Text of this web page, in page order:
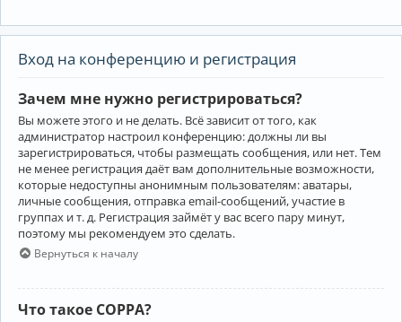
Вход на конференцию и регистрация
Зачем мне нужно регистрироваться?
Вы можете этого и не делать. Всё зависит от того, как
администратор настроил конференцию: должны ли вы
зарегистрироваться, чтобы размещать сообщения, или нет. Тем
не менее регистрация даёт вам дополнительные возможности,
которые недоступны анонимным пользователям: аватары,
личные сообщения, отправка email-сообщений, участие в
группах и т. д. Регистрация займёт у вас всего пару минут,
поэтому мы рекомендуем это сделать.
Вернуться к началу
Что такое COPPA?